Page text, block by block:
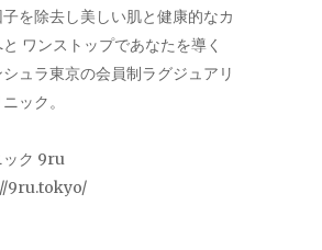
を除去し美しい肌と健康的なカ
ワンストップであなたを導く
ュラ東京の会員制ラグジュアリ
ック。
ック 9ru
9ru.tokyo/